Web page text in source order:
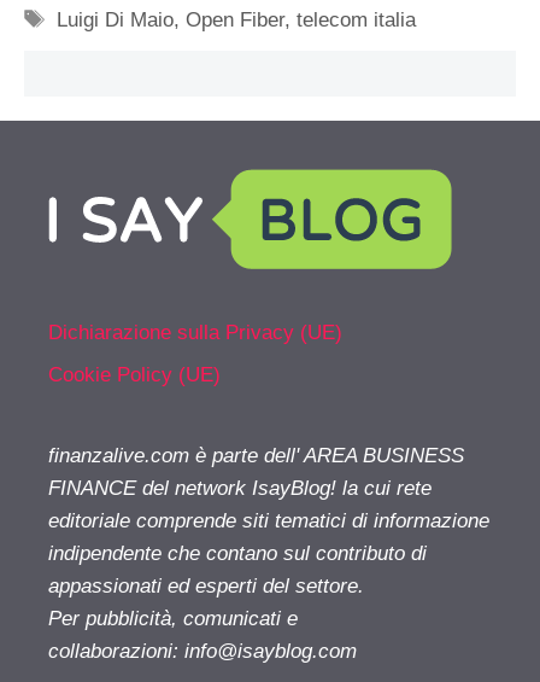
Tag
Luigi Di Maio,Open Fiber,telecom italia
Dichiarazione sulla Privacy (UE)
Cookie Policy (UE)
finanzalive.com è parte dell' AREA BUSINESS
FINANCE del network IsayBlog! la cui rete
editoriale comprende siti tematici di informazione
indipendente che contano sul contributo di
appassionati ed esperti del settore.
Per pubblicità, comunicati e
collaborazioni: info@isayblog.com